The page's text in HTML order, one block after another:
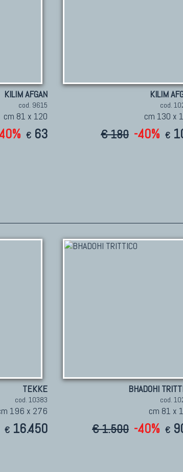
KILIM AFGAN
cod. 9615
cm 81 x 120
€ 63
KILIM
cod.
cm 130 x
€ 180 -40% €
TEKKE
cod. 10383
196 x 276
€ 16.450
BHADOHI
cod.
cm 81 x
€ 1.500 -40% €